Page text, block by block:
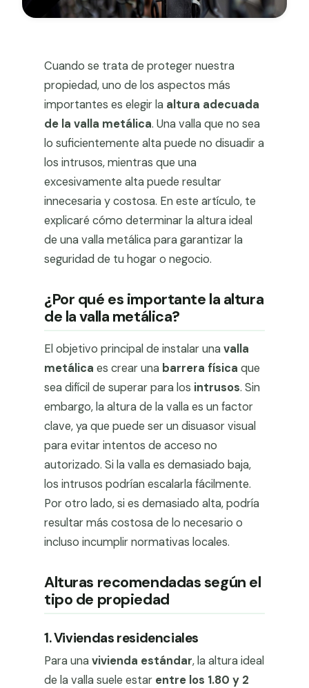
Cuando se trata de proteger nuestra
propiedad, uno de los aspectos más
importantes es elegir la altura adecuada
de la valla metálica. Una valla que no sea
lo suficientemente alta puede no disuadir a
los intrusos, mientras que una
excesivamente alta puede resultar
innecesaria y costosa. En este artículo, te
explicaré cómo determinar la altura ideal
de una valla metálica para garantizar la
seguridad de tu hogar o negocio.
¿Por qué es importante la altura
de la valla metálica?
El objetivo principal de instalar una valla
metálica es crear una barrera física que
sea difícil de superar para los intrusos. Sin
embargo, la altura de la valla es un factor
clave, ya que puede ser un disuasor visual
para evitar intentos de acceso no
autorizado. Si la valla es demasiado baja,
los intrusos podrían escalarla fácilmente.
Por otro lado, si es demasiado alta, podría
resultar más costosa de lo necesario o
incluso incumplir normativas locales.
Alturas recomendadas según el
tipo de propiedad
1. Viviendas residenciales
Para una vivienda estándar, la altura ideal
de la valla suele estar entre los 1.80 y 2